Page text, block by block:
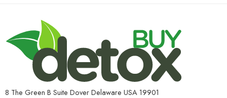
8 The Green B Suite Dover Delaware USA 19901